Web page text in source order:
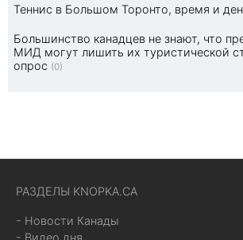
Теннис в Большом Торонто, время и
Большинство канадцев не знают, что
МИД могут лишить их туристической
опрос (0)
РАЗДЕЛЫ KNOPKA.CA
- Новости Канады
- Видео дня